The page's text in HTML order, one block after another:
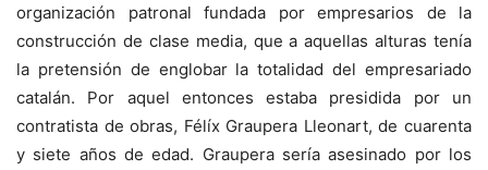
organización patronal fundada por empresarios de la
construcción de clase media, que a aquellas alturas tenía
la pretensión de englobar la totalidad del empresariado
catalán. Por aquel entonces estaba presidida por un
contratista de obras, Félíx Graupera Lleonart, de cuarenta
y siete años de edad. Graupera sería asesinado por los